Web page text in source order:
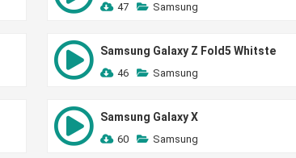
47 Samsung
Samsung Galaxy Z Fold5 Whitste
46 Samsung
Samsung Galaxy X
60 Samsung